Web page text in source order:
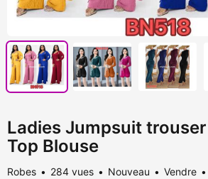
Ladies Jumpsuit
Top Blouse
Robes 284 vues Nouveau Vendre